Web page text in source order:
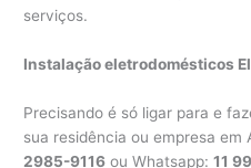
serviços.
Instalação eletrodomésticos
Precisando é só ligar para e
sua residência ou empresa
2985-9116 ou Whatsapp:11